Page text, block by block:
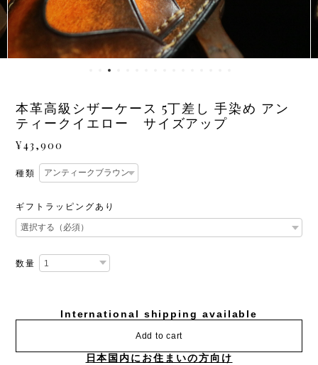
本革高級シザーケース 5丁差し 手染め アン
ティークイエロー サイズアップ
¥43,900
種類
ギフトラッピングあり
数量
International shipping available
Add to cart
日本国内にお住まいの方向け